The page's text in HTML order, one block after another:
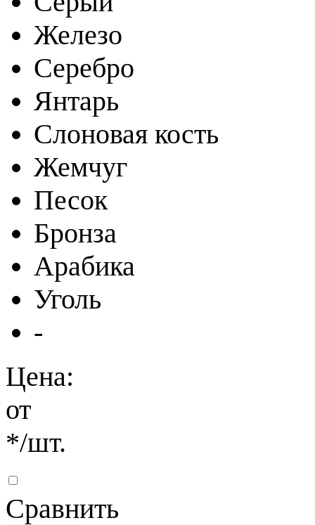
Железо
Серебро
Янтарь
Слоновая кость
Жемчуг
Песок
Бронза
Арабика
Уголь
-
Цена:
от
*/шт.
Сравнить